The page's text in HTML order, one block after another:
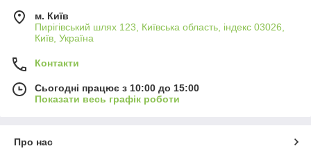
м. Київ
Пирігівський шлях 123, Київська область, індекс 03026,
Київ, Україна
Контакти
Сьогодні працює з 10:00 до 15:00
Показати весь графік роботи
Про нас